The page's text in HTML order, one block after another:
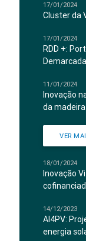
17/01/2024
Cluster da
17/01/2024
RDD +:
11/01/2024
Inovação
da
VER
18/01/2024
Inovação
14/12/2023
AI4PV:
energia